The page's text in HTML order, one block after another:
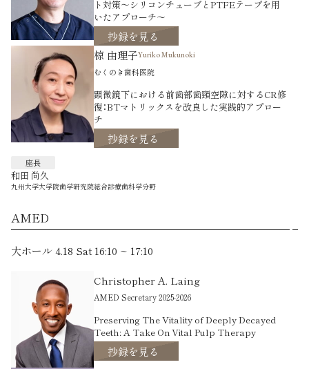
ト対策〜シリコンチューブとPTFEテープを用
いたアプローチ〜
抄録を見る
椋 由理子Yuriko Mukunoki
むくのき歯科医院
顕微鏡下における前歯部歯頸空隙に対するCR修
復：BTマトリックスを改良した実践的アプロー
チ
抄録を見る
座長
和田 尚久
九州大学大学院歯学研究院総合診療歯科学分野
AMED
大ホール 4.18 Sat 16:10 ~ 17:10
Christopher A. Laing
AMED Secretary 2025-2026
Preserving The Vitality of Deeply Decayed
Teeth: A Take On Vital Pulp Therapy
抄録を見る